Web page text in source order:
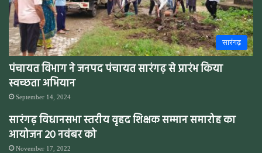
सारंगढ़
पंचायत विभाग ने जनपद पंचायत सारंगढ़ से प्रारंभ किया
स्वच्छता अभियान
September 14, 2024
सारंगढ़ विधानसभा स्तरीय वृहद शिक्षक सम्मान समारोह का
आयोजन 20 नवंबर को
November 17, 2022